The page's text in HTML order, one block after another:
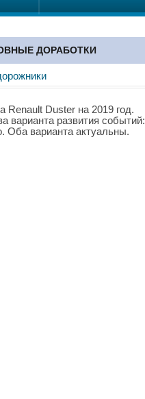
ДОРАБОТКИ
Renault Duster на 2019 год.
варианта развития событий:
Оба варианта актуальны.